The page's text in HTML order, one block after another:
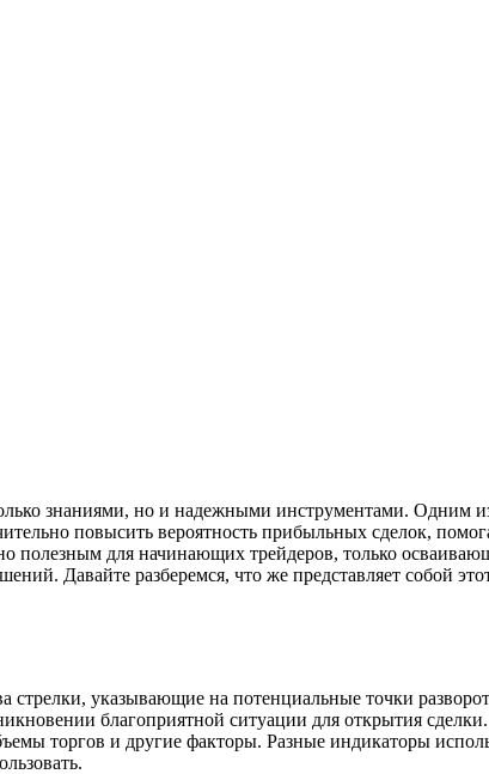
знаниями, но и надежными инструментами. Одним
повысить вероятность прибыльных сделок,
полезным для начинающих трейдеров, только
Давайте разберемся, что же представляет собой
стрелки, указывающие на потенциальные точки
благоприятной ситуации для открытия
торгов и другие факторы. Разные индикаторы